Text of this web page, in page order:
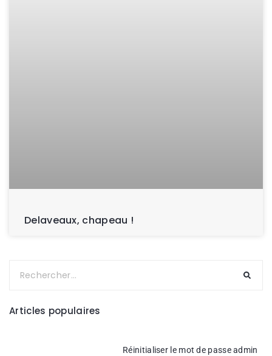
Delaveaux, chapeau !
Articles populaires
Réinitialiser le mot de passe admin